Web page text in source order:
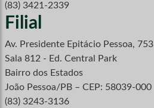
(83) 3421-2339
Filial
Av. Presidente Epitácio Pessoa, 753
Sala 812 - Ed. Central Park
Bairro dos Estados
João Pessoa/PB – CEP: 58039-000
(83) 3243-3136